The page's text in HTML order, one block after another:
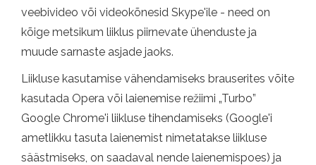
veebivideo või videokõnesid Skype'ile - need on
kõige metsikum liiklus piirnevate ühenduste ja
muude sarnaste asjade jaoks.
Liikluse kasutamise vähendamiseks brauserites võite
kasutada Opera või laienemise režiimi „Turbo”
Google Chrome'i liikluse tihendamiseks (Google'i
ametlikku tasuta laienemist nimetatakse liikluse
säästmiseks, on saadaval nende laienemispoes) ja